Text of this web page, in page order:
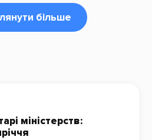
більше
міністерств: